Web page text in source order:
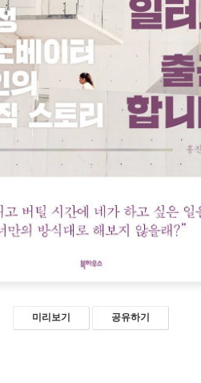
미리보기 공유하기